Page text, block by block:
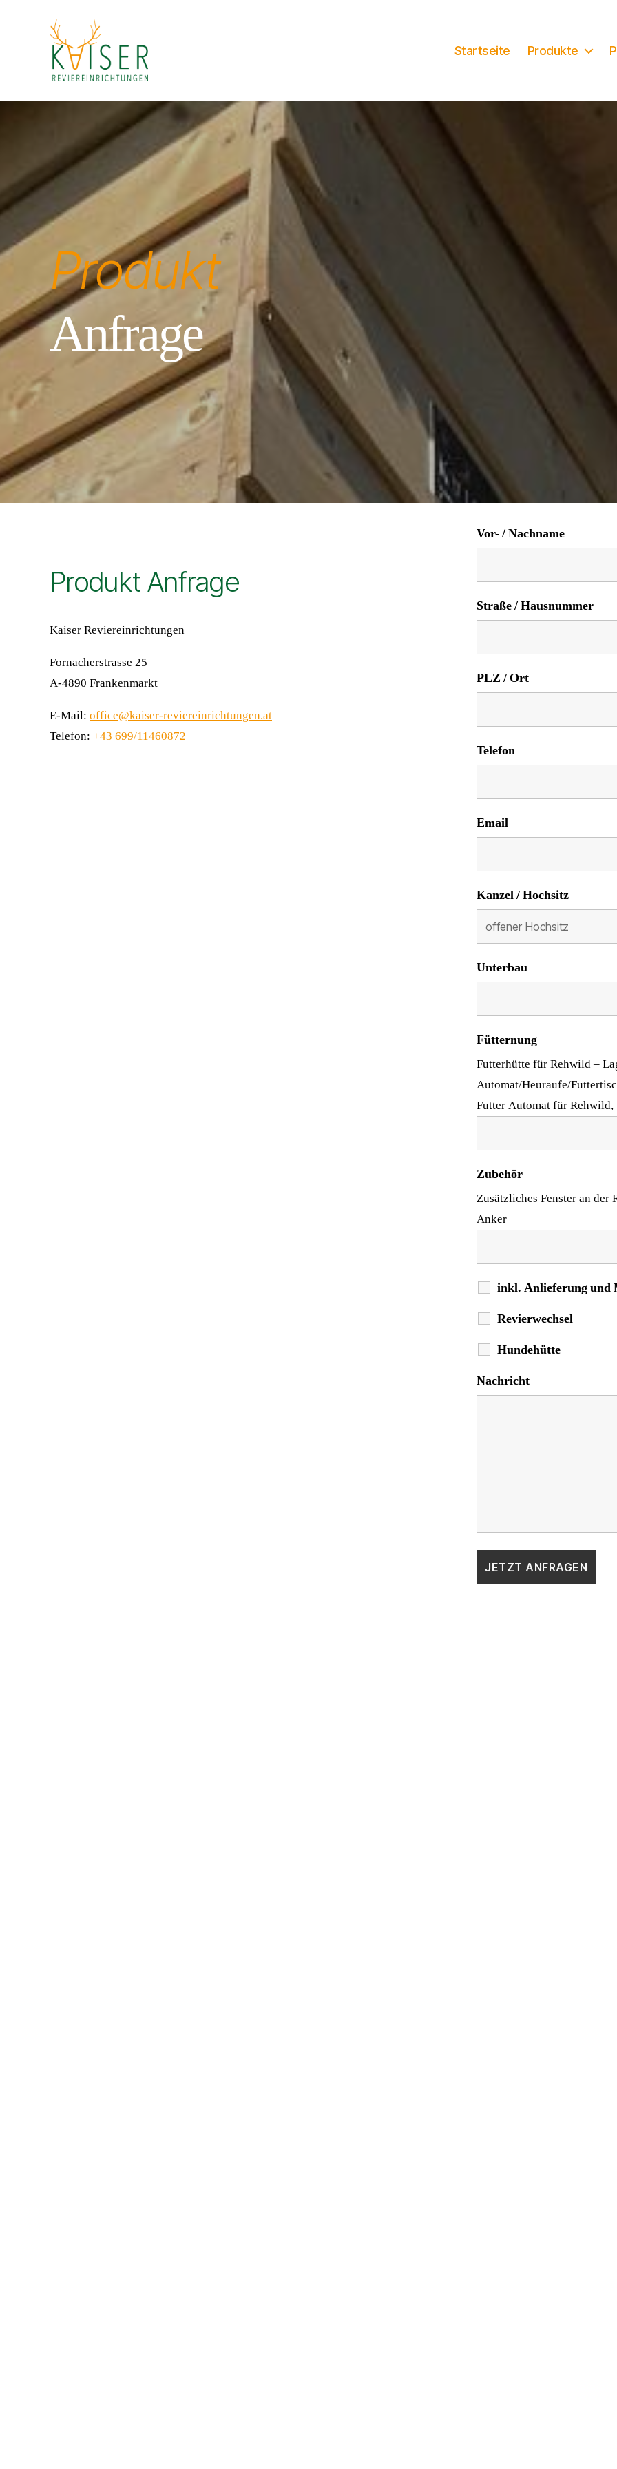
Reviereinrichtungen
Startseite Produkte
Produkt
Anfrage
Produkt Anfrage
Kaiser Reviereinrichtungen
Fornacherstrasse 25
A-4890 Frankenmarkt
E-Mail: office@kaiser-reviereinrichtungen.at
Telefon: +43 699/11460872
Vor- / Nachname
Straße / Hausnummer
PLZ / Ort
Telefon
Email
Kanzel / Hochsitz
Unterbau
Fütternung
Futterhütte für Rehwild –
Automat/Heuraufe/
Futter Automat für Rehwild,
Zubehör
Zusätzliches Fenster an der
Anker
inkl. Anlieferung und
Revierwechsel
Hundehütte
Nachricht